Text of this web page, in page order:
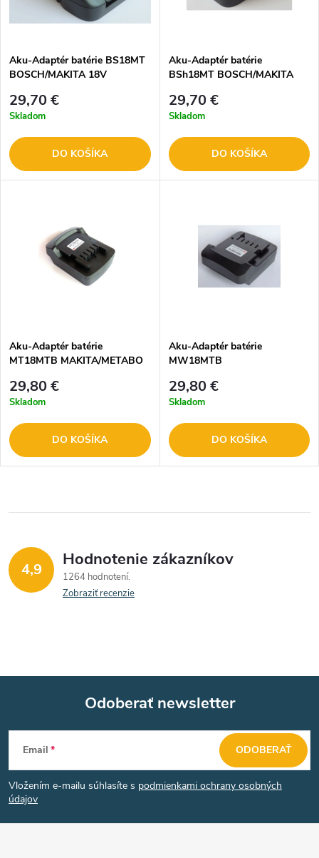
Aku-Adaptér batérie BS18MT
BOSCH/MAKITA 18V
29,70 €
Skladom
DO KOŠÍKA
Aku-Adaptér batérie
BSh18MT BOSCH/MAKITA
29,70 €
Skladom
DO KOŠÍKA
Aku-Adaptér batérie
MT18MTB MAKITA/METABO
29,80 €
Skladom
DO KOŠÍKA
Aku-Adaptér batérie
MW18MTB
29,80 €
Skladom
DO KOŠÍKA
4,9 Hodnotenie zákazníkov
1264 hodnotení
Zobraziť recenzie
Z
á
p
Odoberať newsletter
Email
Vložením e-mailu súhlasíte s podmienkami ochrany osobných
údajov
ODOBERAŤ